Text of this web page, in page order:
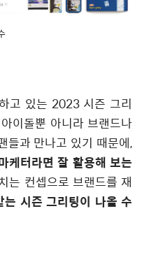
고 있는 2023 시즌 그리
이돌뿐 아니라 브랜드나
들과 만나고 있기 때문에,
케터라면 잘 활용해 보는
는 컨셉으로 브랜드를 재
시즌 그리팅이 나올 수